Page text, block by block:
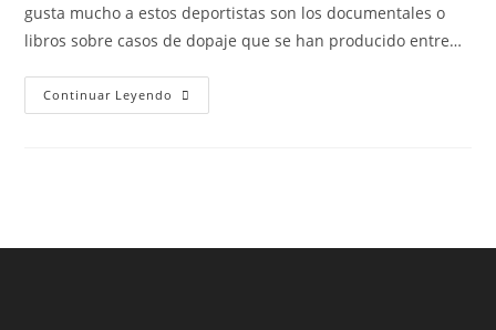
gusta mucho a estos deportistas son los documentales o
libros sobre casos de dopaje que se han producido entre…
Continuar Leyendo